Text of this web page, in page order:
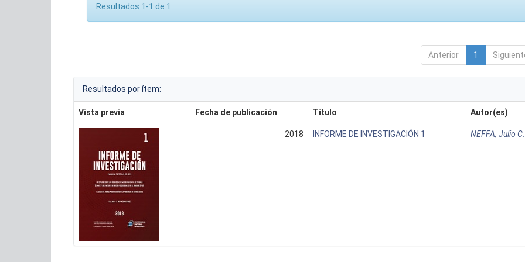
Resultados 1-1 de 1.
Anterior 1
Resultados por ítem:
Vista previa Fecha de publicación Título Autor(es)
2018 INFORME DE INVESTIGACIÓN 1 NEFFA, Julio C.